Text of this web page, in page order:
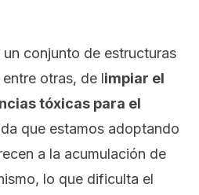
conjunto de estructuras
otras, de limpiar el
tóxicas para el
que estamos adoptando
a la acumulación de
lo que dificulta el